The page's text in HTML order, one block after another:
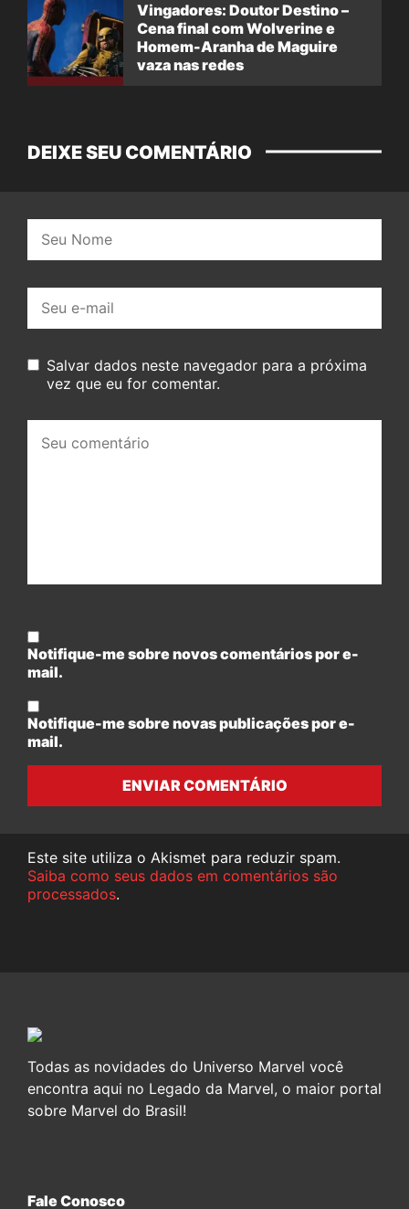
Vingadores: Doutor Destino –
Cena final com Wolverine e
Homem-Aranha de Maguire
vaza nas redes
DEIXE SEU COMENTÁRIO
mail:
Salvar dados neste navegador para a próxima
vez que eu for comentar.
comentário:
Notifique-me sobre novos comentários por e-
mail.
Notifique-me sobre novas publicações por e-
mail.
ENVIAR COMENTÁRIO
Este site utiliza o Akismet para reduzir spam.
Saiba como seus dados em comentários são
processados.
Todas as novidades do Universo Marvel você
encontra aqui no Legado da Marvel, o maior portal
sobre Marvel do Brasil!
Fale Conosco